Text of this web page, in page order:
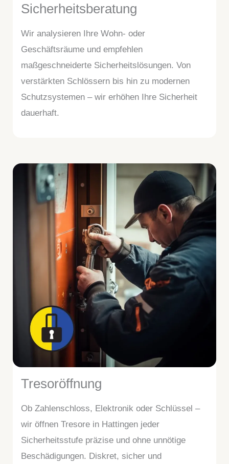
Sicherheitsberatung
Wir analysieren Ihre Wohn- oder
Geschäftsräume und empfehlen
maßgeschneiderte Sicherheitslösungen. Von
verstärkten Schlössern bis hin zu modernen
Schutzsystemen – wir erhöhen Ihre Sicherheit
dauerhaft.
Tresoröffnung
Ob Zahlenschloss, Elektronik oder Schlüssel –
wir öffnen Tresore in Hattingen jeder
Sicherheitsstufe präzise und ohne unnötige
Beschädigungen. Diskret, sicher und